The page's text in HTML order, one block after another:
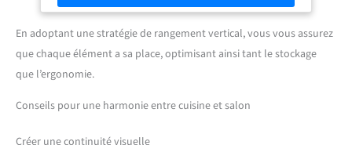
En adoptant une stratégie de rangement vertical, vous vous assurez
que chaque élément a sa place, optimisant ainsi tant le stockage
que l’ergonomie.
Conseils pour une harmonie entre cuisine et salon
Créer une continuité visuelle